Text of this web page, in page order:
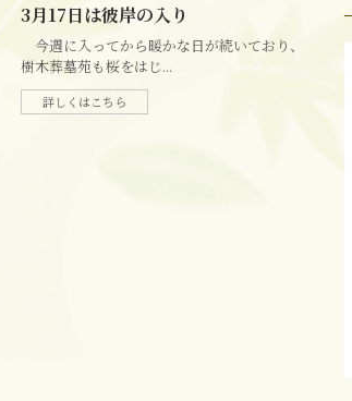
3月17日は彼岸の入り
今週に入ってから暖かな日が続いており、
樹木葬墓苑も桜をはじ...
詳しくはこちら